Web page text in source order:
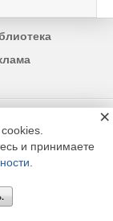
и принимаете
×